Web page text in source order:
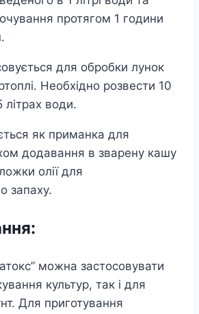
протягом 1 години
для обробки лунок
Необхідно розвести 10
літрах води.
як приманка для
додавання в зварену кашу
олії для
запаху.
можна застосовувати
культур, так і для
Для приготування